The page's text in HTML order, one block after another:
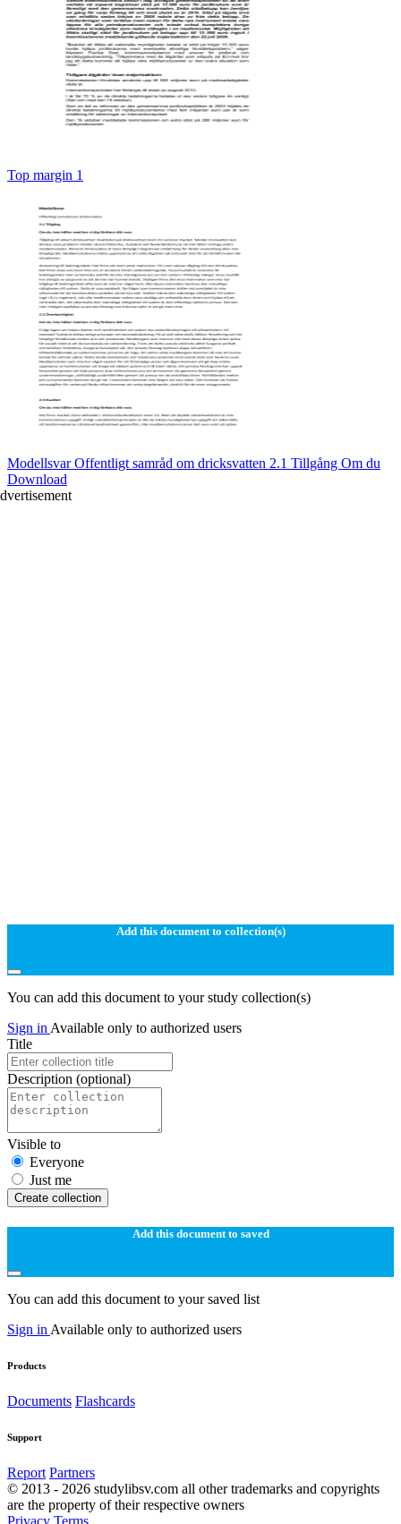
Top margin 1
Modellsvar Offentligt samråd om dricksvatten 2.1 Tillgång Om du
Download
Add this document to collection(s)
You can add this document to your study collection(s)
Sign in Available only to authorized users
Title
Description (optional)
Visible to
Everyone
Just me
Create collection
Add this document to saved
You can add this document to your saved list
Sign in Available only to authorized users
Products
Documents Flashcards
Support
Report Partners
© 2013 - 2026 studylibsv.com all other trademarks and copyrights
are the property of their respective owners
Privacy Terms